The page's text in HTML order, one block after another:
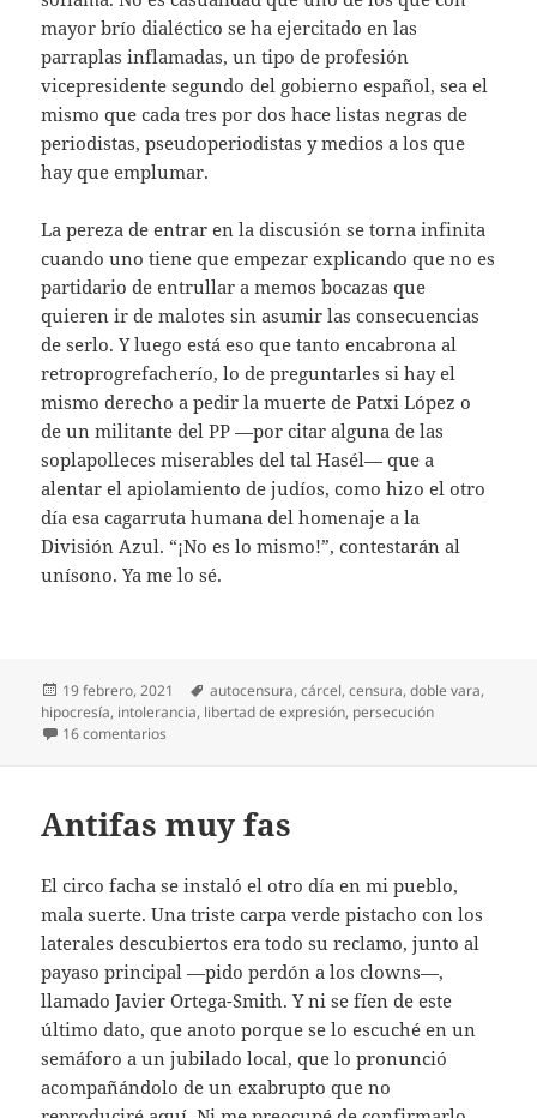
mayor brío dialéctico se ha ejercitado en las
parraplas inflamadas, un tipo de profesión
vicepresidente segundo del gobierno español, sea el
mismo que cada tres por dos hace listas negras de
periodistas, pseudoperiodistas y medios a los que
hay que emplumar.
La pereza de entrar en la discusión se torna infinita
cuando uno tiene que empezar explicando que no es
partidario de entrullar a memos bocazas que
quieren ir de malotes sin asumir las consecuencias
de serlo. Y luego está eso que tanto encabrona al
retroprogrefacherío, lo de preguntarles si hay el
mismo derecho a pedir la muerte de Patxi López o
de un militante del PP —por citar alguna de las
soplapolleces miserables del tal Hasél— que a
alentar el apiolamiento de judíos, como hizo el otro
día esa cagarruta humana del homenaje a la
División Azul. “¡No es lo mismo!”, contestarán al
unísono. Ya me lo sé.
Publicado
el
19 febrero, 2021 Etiquetas
autocensura,cárcel,censura,doble vara,
hipocresía, intolerancia, libertad de expresión, persecución
16 comentarios
Antifas muy fas
El circo facha se instaló el otro día en mi pueblo,
mala suerte. Una triste carpa verde pistacho con los
laterales descubiertos era todo su reclamo, junto al
payaso principal —pido perdón a los clowns—,
llamado Javier Ortega-Smith. Y ni se fíen de este
último dato, que anoto porque se lo escuché en un
semáforo a un jubilado local, que lo pronunció
acompañándolo de un exabrupto que no